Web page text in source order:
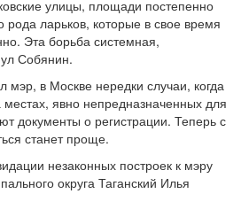
улицы, площади постепенно
рода ларьков, которые в свое время
Эта борьба системная,
Собянин.
мэр, в Москве нередки случаи, когда
явно непредназначенных для
документы о регистрации. Теперь с
станет проще.
незаконных построек к мэру
округа Таганский Илья